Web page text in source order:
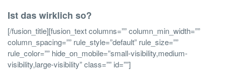
Ist das wirklich so?
[/fusion_title][fusion_text columns=”” column_min_width=””
column_spacing=”” rule_style=”default” rule_size=””
rule_color=”” hide_on_mobile=”small-visibility,medium-
visibility,large-visibility” class=”” id=””]